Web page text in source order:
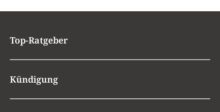
Top-Ratgeber
Kündigung